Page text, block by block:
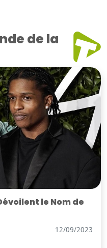
de la
le Nom de
12/09/2023